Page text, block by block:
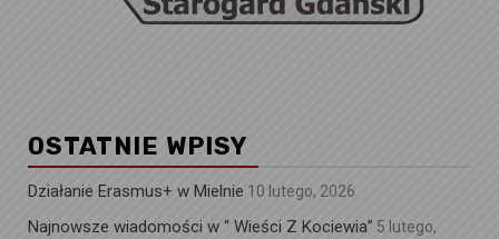
OSTATNIE WPISY
Działanie Erasmus+ w Mielnie 10 lutego, 2026
Najnowsze wiadomości w “ Wieści Z Kociewia” 5 lutego,